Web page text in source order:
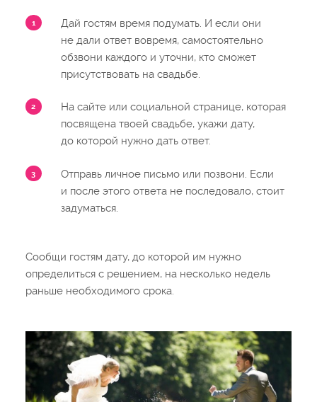
Дай гостям время подумать. И если они
не дали ответ вовремя, самостоятельно
обзвони каждого и уточни, кто сможет
присутствовать на свадьбе.
На сайте или социальной странице, которая
посвящена твоей свадьбе, укажи дату,
до которой нужно дать ответ.
Отправь личное письмо или позвони. Если
и после этого ответа не последовало, стоит
задуматься.
Сообщи гостям дату, до которой им нужно
определиться с решением, на несколько недель
раньше необходимого срока.